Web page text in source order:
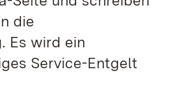
die
Es wird ein
Service-Entgelt